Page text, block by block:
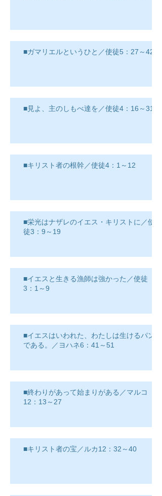
■ガマリエルというひと／使徒5：27～42
■見よ、主のしもべ達を／使徒4：16～31
■キリスト者の根幹／使徒4：1～12
■栄光はナザレのイエス・キリストに／使
徒3：9～19
■イエスと生きる漁師は強かった／使徒
3：1～9
■イエスはいわれた、わたしは生けるパン
である。／ヨハネ6：41～51
■終わりがあって始まりがある／マルコ
12：13～27
■キリスト者の宝／ルカ12：32～40